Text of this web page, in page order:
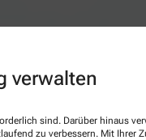
verwalten
sind. Darüber hinaus
zu verbessern. Mit Ihrer